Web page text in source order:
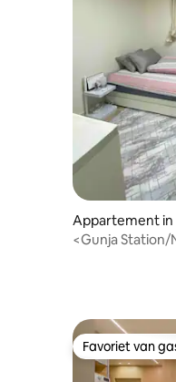
Appartement in
g, Gwangjin-gu
<Gunja Station/
Favoriet van
Favoriet van